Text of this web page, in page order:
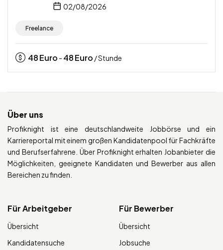
02/08/2026
Freelance
48Euro - 48Euro / Stunde
Über uns
Profiknight ist eine deutschlandweite Jobbörse und ein
Karriereportal mit einem großen Kandidatenpool für Fachkräfte
und Berufserfahrene. Über Profiknight erhalten Jobanbieter die
Möglichkeiten, geeignete Kandidaten und Bewerber aus allen
Bereichen zu finden.
Für Arbeitgeber
Übersicht
Kandidatensuche
Für Bewerber
Übersicht
Jobsuche